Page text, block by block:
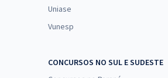
Uniase
Vunesp
CONCURSOS NO SUL E SUDESTE